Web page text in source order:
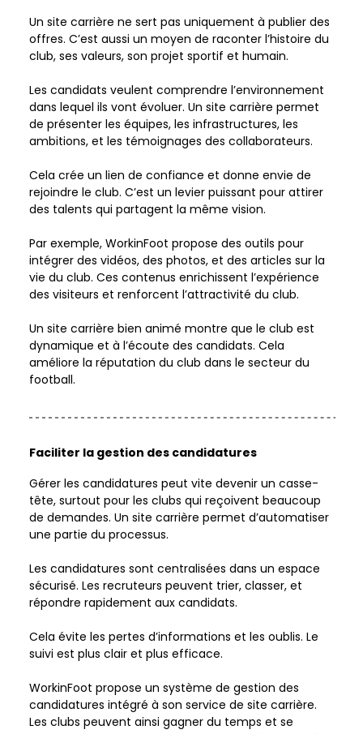
Un site carrière ne sert pas uniquement à publier des
offres. C’est aussi un moyen de raconter l’histoire du
club, ses valeurs, son projet sportif et humain.
Les candidats veulent comprendre l’environnement
dans lequel ils vont évoluer. Un site carrière permet
de présenter les équipes, les infrastructures, les
ambitions, et les témoignages des collaborateurs.
Cela crée un lien de confiance et donne envie de
rejoindre le club. C’est un levier puissant pour attirer
des talents qui partagent la même vision.
Par exemple, WorkinFoot propose des outils pour
intégrer des vidéos, des photos, et des articles sur la
vie du club. Ces contenus enrichissent l’expérience
des visiteurs et renforcent l’attractivité du club.
Un site carrière bien animé montre que le club est
dynamique et à l’écoute des candidats. Cela
améliore la réputation du club dans le secteur du
football.
Faciliter la gestion des candidatures
Gérer les candidatures peut vite devenir un casse-
tête, surtout pour les clubs qui reçoivent beaucoup
de demandes. Un site carrière permet d’automatiser
une partie du processus.
Les candidatures sont centralisées dans un espace
sécurisé. Les recruteurs peuvent trier, classer, et
répondre rapidement aux candidats.
Cela évite les pertes d’informations et les oublis. Le
suivi est plus clair et plus efficace.
WorkinFoot propose un système de gestion des
candidatures intégré à son service de site carrière.
Les clubs peuvent ainsi gagner du temps et se